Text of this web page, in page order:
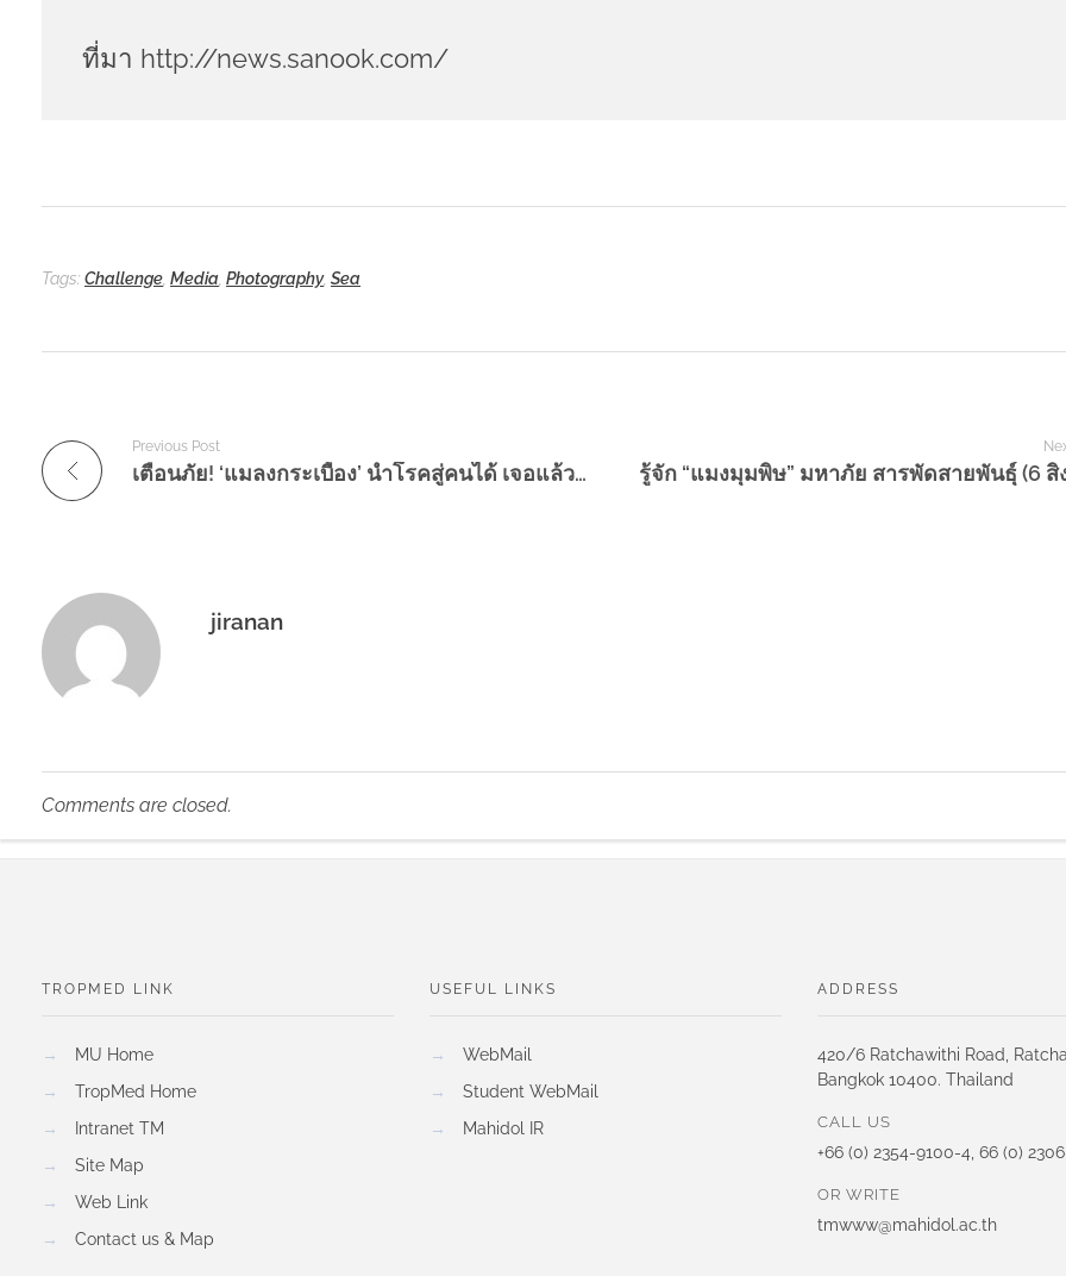
ที่มา http://news.sanook.com/
Tags: Challenge Media Photography, Sea
Previous Post
เตือนภัย! ‘แมลงกระเบื้อง’ นำโรคสู่คนได้ เจอแล้วต้องรีบกำจัด!
jiranan
Comments are closed.
TROPMED LINK
→
MU Home
→
TropMed Home
→
Intranet TM
→
Site Map
→
Web Link
→
Contact us & Map
USEFUL LINKS
→
WebMail
→
Student WebMail
→
Mahidol IR
ADDRESS
420/6 Ratchawithi Road,
Bangkok 10400. Thailand
CALL US
+66 (0) 2354-9100-4, 66 (0)
OR WRITE
tmwww@mahidol.ac.th